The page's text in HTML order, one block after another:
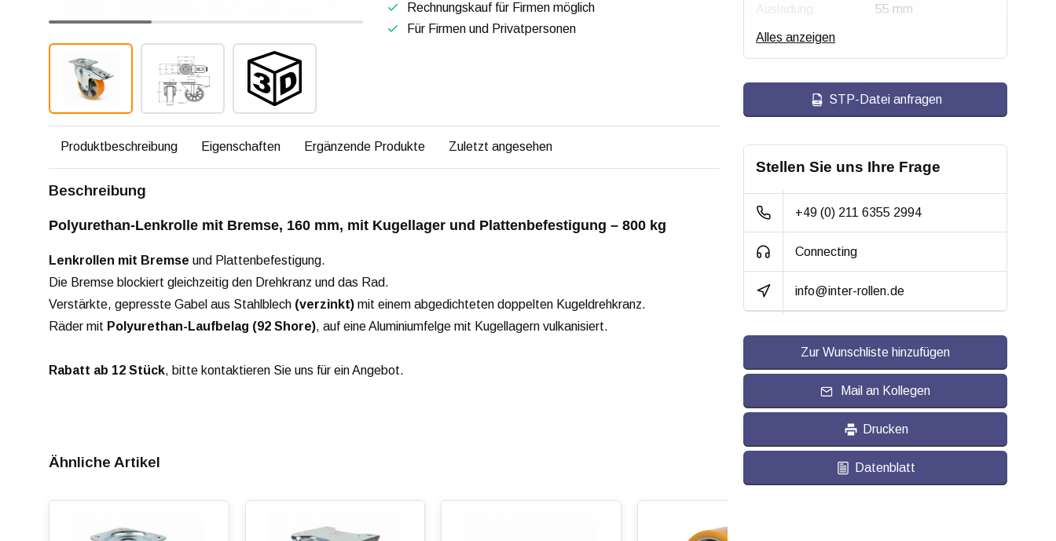
Rechnungskauf für Firmen möglich
Für Firmen und Privatpersonen
Produktbeschreibung Eigenschaften Ergänzende Produkte Zuletzt angesehen
Beschreibung
Polyurethan-Lenkrolle mit Bremse, 160 mm, mit Kugellager und Plattenbefestigung – 800 kg
Lenkrollen mit Bremse und Plattenbefestigung.
Die Bremse blockiert gleichzeitig den Drehkranz und das Rad.
Verstärkte, gepresste Gabel aus Stahlblech (verzinkt) mit einem abgedichteten doppelten Kugeldrehkranz.
Räder mit Polyurethan-Laufbelag (92 Shore), auf eine Aluminiumfelge mit Kugellagern vulkanisiert.
Rabatt ab 12 Stück, bitte kontaktieren Sie uns für ein Angebot.
Ähnliche Artikel
Ausladung: 55 mm
Radtyp:
Stahl, verzinkt
gleichzeitig
Radkörper: Aluminium
Lauffläche:
Polyurethan,
vulkanisiert
Rollwiderstand: 4
Verschleißfest: 4.5
- 20 / + 80 °C
Alles anzeigen
STP-Datei anfragen
Stellen Sie uns Ihre Frage
+49 (0) 211 6355 2994
Connecting
info@inter-rollen.de
Zur Wunschliste hinzufügen
Mail an Kollegen
Drucken
Datenblatt